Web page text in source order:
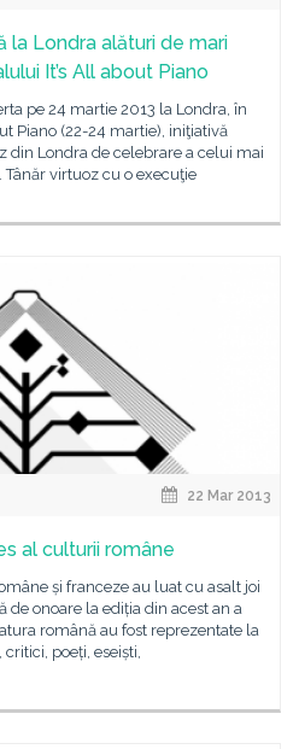
la Londra alături de mari
It’s All about Piano
pe 24 martie 2013 la Londra, în
Piano (22-24 martie), iniţiativă
din Londra de celebrare a celui mai
virtuoz cu o execuţie
22 Mar 2013
al culturii române
și franceze au luat cu asalt joi
de onoare la ediția din acest an a
română au fost reprezentate la
poeți, eseiști,